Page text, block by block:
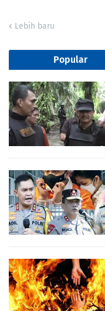
Lebih baru
Popular